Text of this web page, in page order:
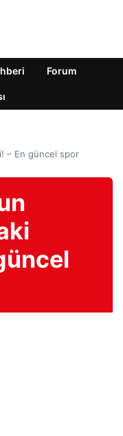
Forum
– En güncel spor